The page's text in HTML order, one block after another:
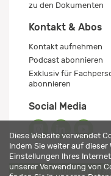
zu den Dokumenten
Kontakt & Abos
Kontakt aufnehmen
Podcast abonnieren
Exklusiv für
abonnieren
Social Media
Datenschutz
Diese Website verwendet
Indem Sie weiter auf
Einstellungen Ihres
unserer Verwendung von